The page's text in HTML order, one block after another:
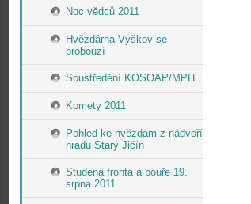
Noc vědců 2011
Hvězdárna Vyškov se
probouzí
Soustředění KOSOAP/MPH
Komety 2011
Pohled ke hvězdám z nádvoří
hradu Starý Jičín
Studená fronta a bouře 19.
srpna 2011